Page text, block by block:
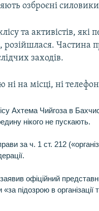
озброєні
та активістів, які
Частина
заходів.
на місці, ні
Ахтема Чийгоза в
нікого не пускають.
за ч. 1 ст. 212
офіційний
підозрою в організації